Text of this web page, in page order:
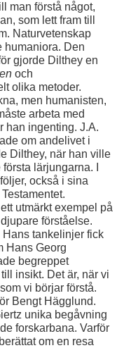
man förstå något,
som lett fram till
Naturvetenskap
humaniora. Den
gjorde Dilthey en
olika metoder.
men humanisten,
han ingenting. J.A.
om andelivet i
Dilthey, när han ville
lärjungarna. I
också i sina
utmärkt exempel på
förståelse.
tankelinjer fick
Hans Georg
Gadamer. Det var han som formulerade begreppet
insikt. Det är, när vi
vi börjar förstå.
Bengt Hägglund.
unika begåvning
forskarbana. Varför
om en resa